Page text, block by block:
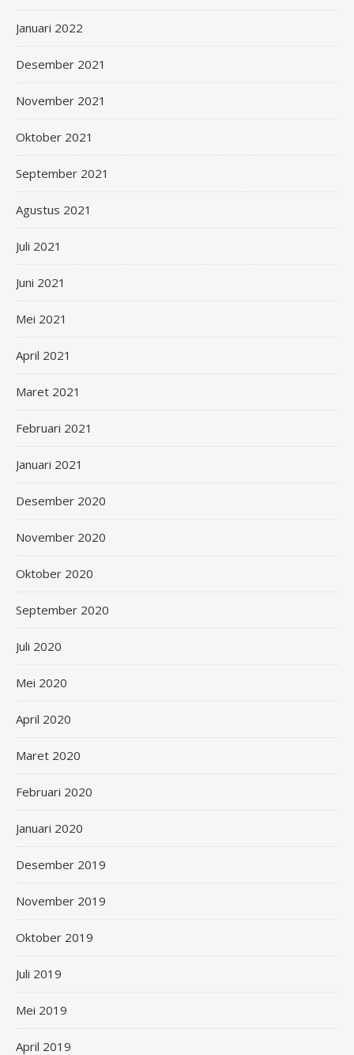
Januari 2022
Desember 2021
November 2021
Oktober 2021
September 2021
Agustus 2021
Juli 2021
Juni 2021
Mei 2021
April 2021
Maret 2021
Februari 2021
Januari 2021
Desember 2020
November 2020
Oktober 2020
September 2020
Juli 2020
Mei 2020
April 2020
Maret 2020
Februari 2020
Januari 2020
Desember 2019
November 2019
Oktober 2019
Juli 2019
Mei 2019
April 2019